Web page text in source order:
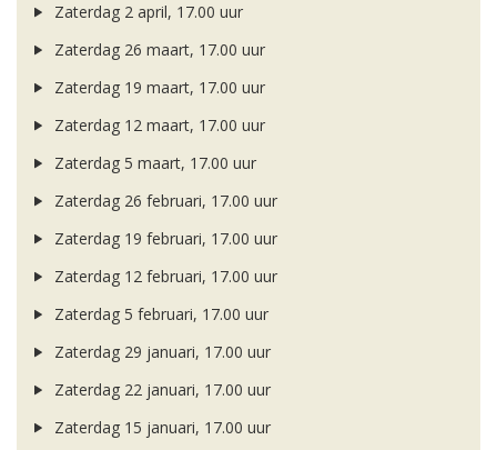
Zaterdag 2 april, 17.00 uur
Zaterdag 26 maart, 17.00 uur
Zaterdag 19 maart, 17.00 uur
Zaterdag 12 maart, 17.00 uur
Zaterdag 5 maart, 17.00 uur
Zaterdag 26 februari, 17.00 uur
Zaterdag 19 februari, 17.00 uur
Zaterdag 12 februari, 17.00 uur
Zaterdag 5 februari, 17.00 uur
Zaterdag 29 januari, 17.00 uur
Zaterdag 22 januari, 17.00 uur
Zaterdag 15 januari, 17.00 uur